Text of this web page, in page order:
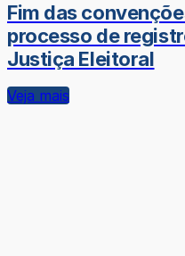
Fim das
processo de
Justiça Eleitoral
Veja mais